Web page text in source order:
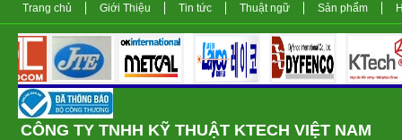
Trang chủ Giới Thiệu Tin tức Thuật ngữ Sản phẩm
CÔNG TY TNHH KỸ THUẬT KTECH